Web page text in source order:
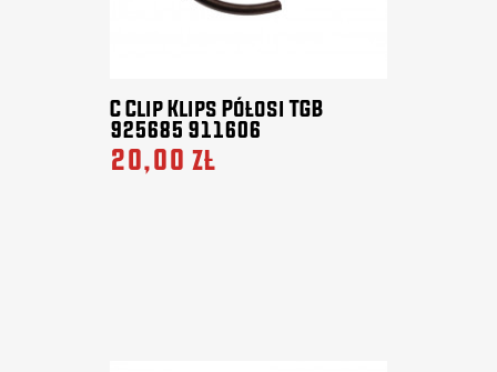
C Clip Klips Półosi TGB
925685 911606
20,00 zł